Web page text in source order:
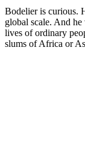
Bodelier is curious.
global scale. And
lives of ordinary
slums of Africa or